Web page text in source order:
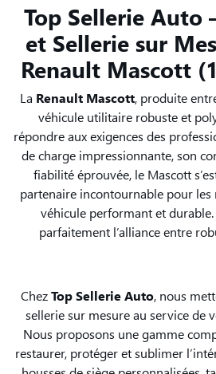
Top Sellerie Auto
et Sellerie sur
Renault Mascott
La Renault Mascott, produite
véhicule utilitaire robuste et
répondre aux exigences des
de charge impressionnante, son
fiabilité éprouvée, le Mascott
partenaire incontournable pour les
véhicule performant et
parfaitement l’alliance entre
ChezTop Sellerie Auto, nous
sellerie sur mesure au service de
Nous proposons une gamme
restaurer, protéger et sublimer